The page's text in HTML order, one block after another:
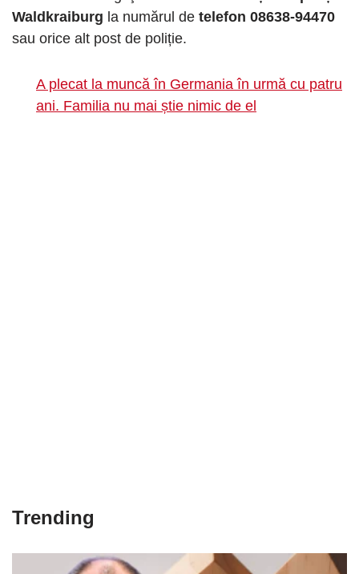
Waldkraiburg la numărul de telefon 08638-94470
sau orice alt post de poliție.
A plecat la muncă în Germania în urmă cu patru
ani. Familia nu mai știe nimic de el
Trending